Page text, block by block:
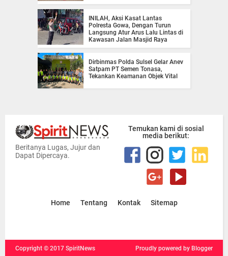
INILAH, Aksi Kasat Lantas
Polresta Gowa, Dengan Turun
Langsung Atur Arus Lalu Lintas di
Kawasan Jalan Masjid Raya
Dirbinmas Polda Sulsel Gelar Anev
Satpam PT Semen Tonasa,
Tekankan Keamanan Objek Vital
Beritanya Lugas, Jujur dan
Dapat Dipercaya.
Temukan kami di sosial
media berikut:
Home Tentang Kontak Sitemap
Copyright © 2017 SpiritNews Proudly powered by Blogger